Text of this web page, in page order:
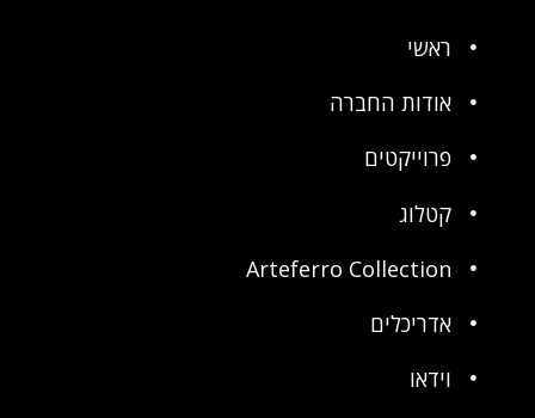
ראשי
אודות החברה
פרוייקטים
קטלוג
Arteferro Collection
אדריכלים
וידאו